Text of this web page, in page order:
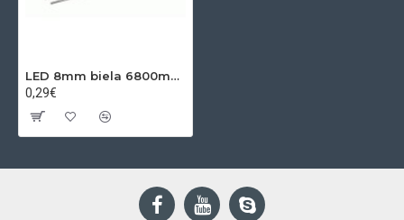
LED 8mm biela 6800mcd 25° čirá
0,29€